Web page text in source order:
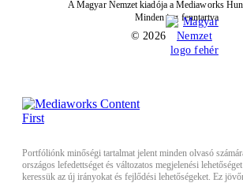
A Magyar Nemzet kiadója a Mediaworks
Minden jog fenntartva
© 2026
Portfóliónk minőségi tartalmat jelent minden olvasó
országos lefedettséget és változatos megjelenési
keressük az új irányokat és fejlődési lehetőségeket. Ez